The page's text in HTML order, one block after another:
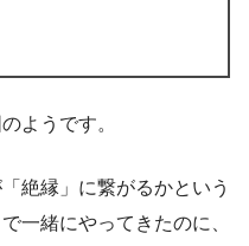
ようです。
絶縁」に繋がるかという
一緒にやってきたのに、